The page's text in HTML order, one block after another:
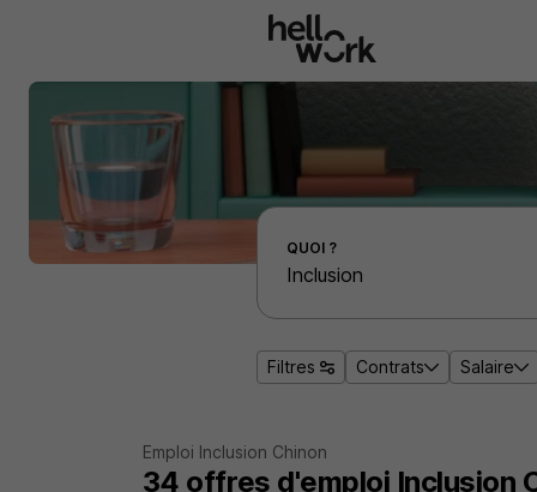
Effectuer une recherche d'emploi par localité
QUOI ?
Filtres Contrats Salaire
Emploi Inclusion Chinon
34 offres d'emploi Inclusion